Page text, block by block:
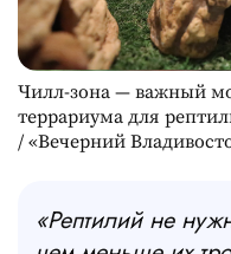
Чилл-зона — важный
террариума для
/ «Вечерний
«Рептилий не